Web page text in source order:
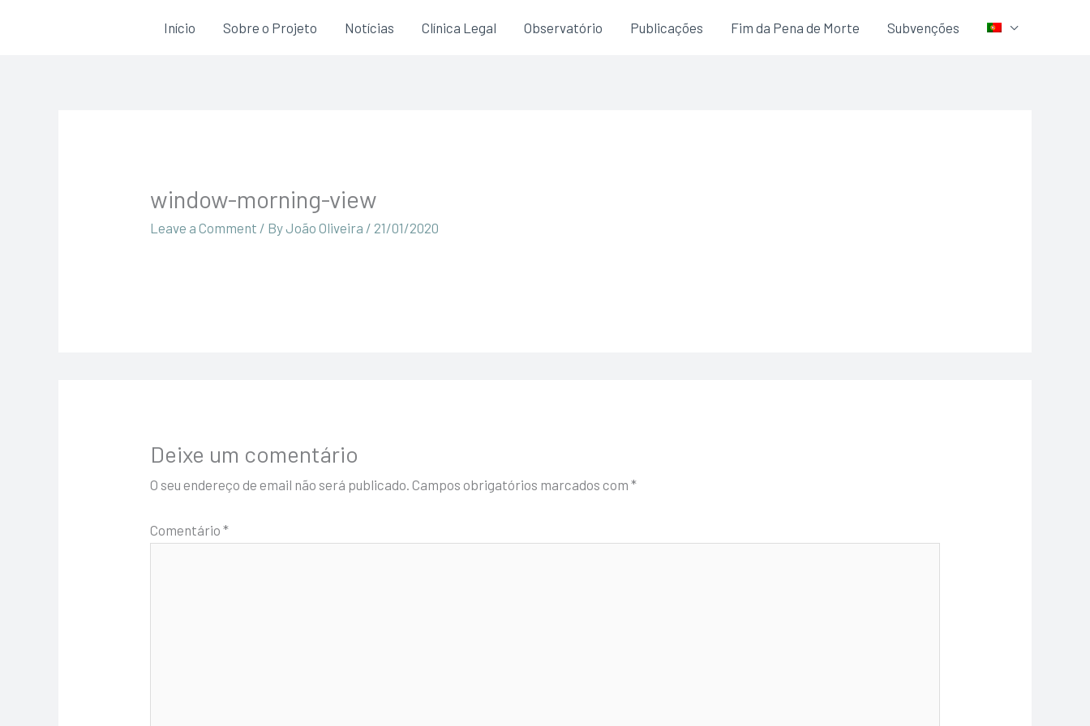
Início Sobre o Projeto Notícias Clínica Legal Observatório Publicações Fim da Pena de Morte Subvenções
window-morning-view
Leave a Comment / ByJoão Oliveira / 21/01/2020
Deixe um comentário
O seu endereço de email não será publicado. Campos obrigatórios marcados com*
Comentário*